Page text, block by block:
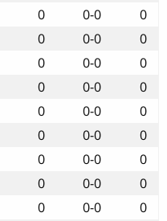
0 0-0
0
0 0-0
0
0 0-0
0
0 0-0
0
0 0-0
0
0 0-0
0
0 0-0
0
0 0-0
0
0 0-0
0